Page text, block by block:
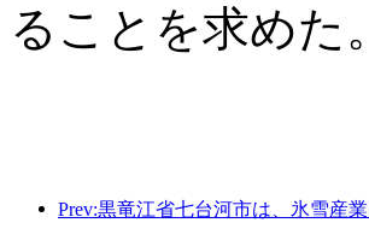
ることを求めた。